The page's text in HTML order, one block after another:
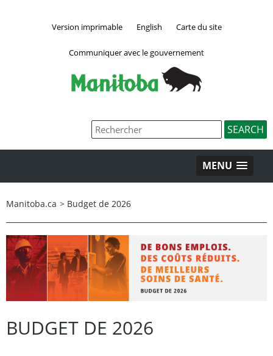
Version imprimable English Carte du site
Communiquer avec le gouvernement
MENU
Manitoba.ca > Budget de 2026
BUDGET DE 2026